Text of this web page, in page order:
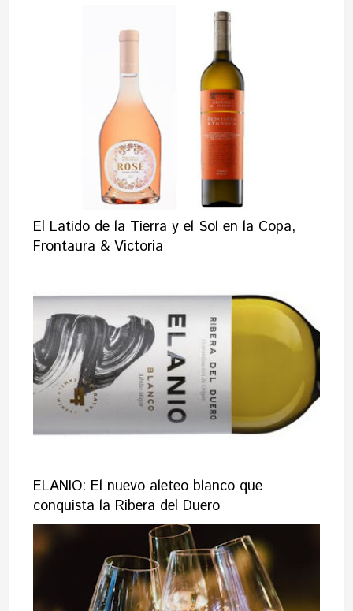
El Latido de la Tierra y el Sol en la Copa,
Frontaura & Victoria
ELANIO: El nuevo aleteo blanco que
conquista la Ribera del Duero